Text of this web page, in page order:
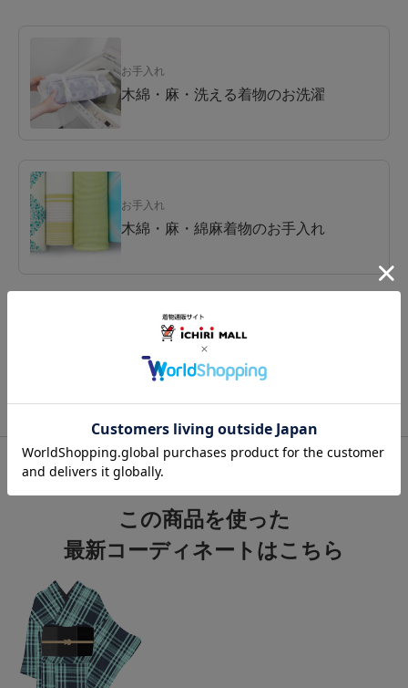
お手入れ
木綿・麻・洗える着物のお洗濯
お手入れ
木綿・麻・綿麻着物のお手入れ
関連コラム
シーズン到来！女将の『木綿きもの』
徹底ガイド
関連カテゴリ：着物/木綿
この商品を使った
最新コーディネートはこちら